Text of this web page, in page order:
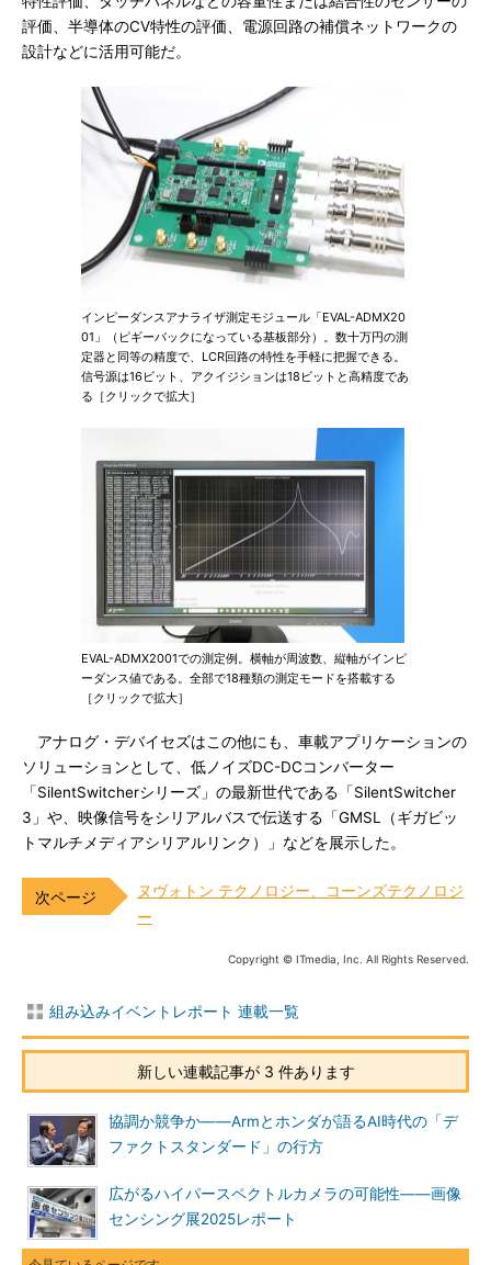
評価、半導体のCV特性の評価、電源回路の補償ネットワークの
設計などに活用可能だ。
インピーダンスアナライザ測定モジュール「EVAL-ADMX20
01」（ピギーバックになっている基板部分）。数十万円の測
定器と同等の精度で、LCR回路の特性を手軽に把握できる。
信号源は16ビット、アクイジションは18ビットと高精度であ
る［クリックで拡大］
EVAL-ADMX2001での測定例。横軸が周波数、縦軸がインピ
ーダンス値である。全部で18種類の測定モードを搭載する
［クリックで拡大］
アナログ・デバイセズはこの他にも、車載アプリケーションの
ソリューションとして、低ノイズDC-DCコンバーター
「SilentSwitcherシリーズ」の最新世代である「SilentSwitcher
3」や、映像信号をシリアルバスで伝送する「GMSL（ギガビッ
トマルチメディアシリアルリンク）」などを展示した。
ヌヴォトン テクノロジー、コーンズテクノロジ
ー
Copyright © ITmedia, Inc. All Rights Reserved.
組み込みイベントレポート 連載一覧
新しい連載記事が 3 件あります
協調か競争か――Armとホンダが語るAI時代の「デ
ファクトスタンダード」の行方
広がるハイパースペクトルカメラの可能性――画像
センシング展2025レポート